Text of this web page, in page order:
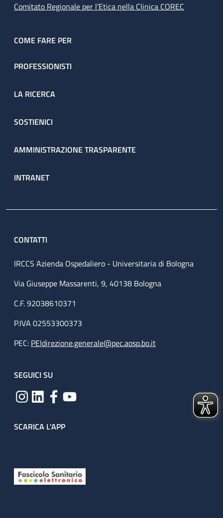
Comitato Regionale per l’Etica nella Clinica COREC
COME FARE PER
PROFESSIONISTI
LA RICERCA
SOSTIENICI
AMMINISTRAZIONE TRASPARENTE
INTRANET
CONTATTI
IRCCS Azienda Ospedaliero - Universitaria di Bologna
Via Giuseppe Massarenti, 9, 40138 Bologna
C.F. 92038610371
P.IVA 02553300373
PEC: PEIdirezione.generale@pec.aosp.bo.it
SEGUICI SU
SCARICA L'APP